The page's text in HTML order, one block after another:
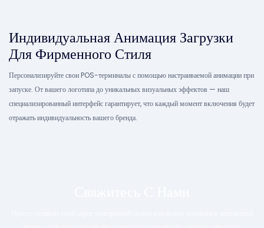
ИндивидуальнаяАнимация Загрузки
Для Фирменного Стиля
Персонализируйте свои POS-терминалы с помощью настраиваемой анимации при
запуске. От вашего логотипа до уникальных визуальных эффектов — наш
специализированный интерфейс гарантирует, что каждый момент включения будет
отражать индивидуальность вашего бренда.